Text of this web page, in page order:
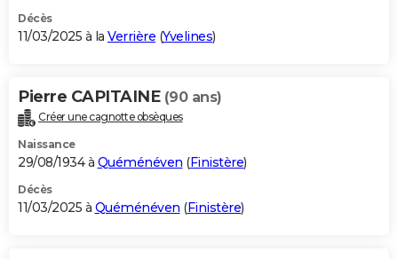
Décès
11/03/2025 à la Verrière (Yvelines)
Pierre CAPITAINE (90 ans)
Créer une cagnotte obsèques
Naissance
29/08/1934 à Quéménéven (Finistère)
Décès
11/03/2025 à Quéménéven (Finistère)